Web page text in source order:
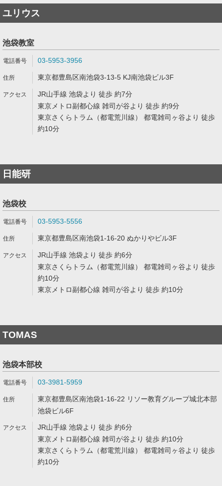
ユリウス
池袋教室
03-5953-3956
東京都豊島区南池袋3-13-5 KJ南池袋ビル3F
JR山手線 池袋より 徒歩 約7分
東京メトロ副都心線 雑司が谷より 徒歩 約9分
東京さくらトラム（都電荒川線） 都電雑司ヶ谷より 徒歩
約10分
日能研
池袋校
03-5953-5556
東京都豊島区南池袋1-16-20 ぬかりやビル3F
JR山手線 池袋より 徒歩 約6分
東京さくらトラム（都電荒川線） 都電雑司ヶ谷より 徒歩
約10分
東京メトロ副都心線 雑司が谷より 徒歩 約10分
TOMAS
池袋本部校
03-3981-5959
東京都豊島区南池袋1-16-22 リソー教育グループ城北本部
池袋ビル6F
JR山手線 池袋より 徒歩 約6分
東京メトロ副都心線 雑司が谷より 徒歩 約10分
東京さくらトラム（都電荒川線） 都電雑司ヶ谷より 徒歩
約10分